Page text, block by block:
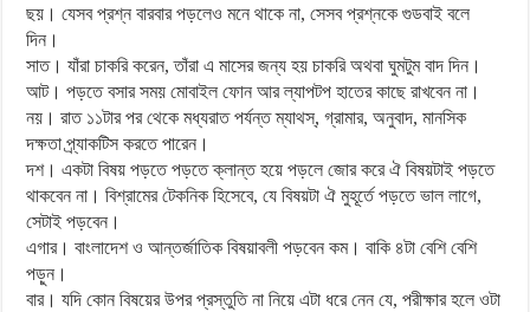
ছয়। যেসব প্রশ্ন বারবার পড়লেও মনে থাকে না, সেসব প্রশ্নকে গুডবাই বলে
দিন।
সাত। যাঁরা চাকরি করেন, তাঁরা এ মাসের জন্য হয় চাকরি অথবা ঘুমটুম বাদ দিন।
আট। পড়তে বসার সময় মোবাইল ফোন আর ল্যাপটপ হাতের কাছে রাখবেন না।
নয়। রাত ১১টার পর থেকে মধ্যরাত পর্যন্ত ম্যাথস্, গ্রামার, অনুবাদ, মানসিক
দক্ষতা প্র্যাকটিস করতে পারেন।
দশ। একটা বিষয় পড়তে পড়তে ক্লান্ত হয়ে পড়লে জোর করে ঐ বিষয়টাই পড়তে
থাকবেন না। বিশ্রামের টেকনিক হিসেবে, যে বিষয়টা ঐ মুহূর্তে পড়তে ভাল লাগে,
সেটাই পড়বেন।
এগার। বাংলাদেশ ও আন্তর্জাতিক বিষয়াবলী পড়বেন কম। বাকি ৪টা বেশি বেশি
পড়ুন।
বার। যদি কোন বিষয়ের উপর প্রস্তুতি না নিয়ে এটা ধরে নেন যে, পরীক্ষার হলে ওটা